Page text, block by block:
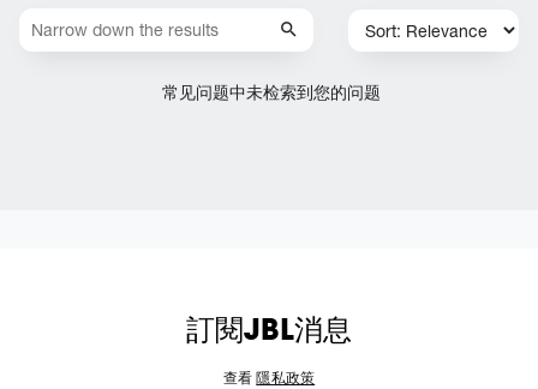
常见问题中未检索到您的问题
訂閱JBL消息
查看隱私政策